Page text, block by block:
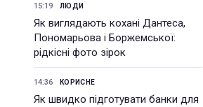
15:19 ЛЮДИ
Як виглядають кохані Дантеса,
Пономарьова і Боржемської:
рідкісні фото зірок
14:36 КОРИСНЕ
Як швидко підготувати банки для